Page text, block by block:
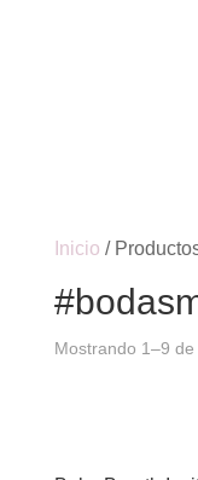
Inicio /
Mostrando 1–9